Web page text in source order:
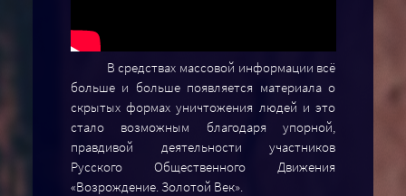
В средствах массовой информации всё
больше и больше появляется материала о
скрытых формах уничтожения людей и это
стало возможным благодаря упорной,
правдивой деятельности участников
Русского Общественного Движения
«Возрождение. Золотой Век».